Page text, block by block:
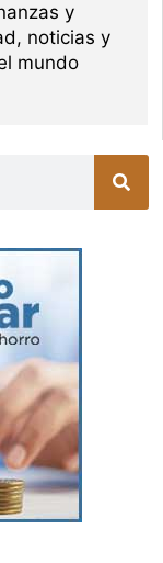
y
noticias y
mundo